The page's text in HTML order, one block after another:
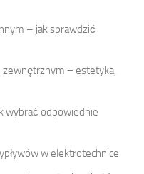
– jak sprawdzić
− estetyka,
wybrać odpowiednie
w elektrotechnice